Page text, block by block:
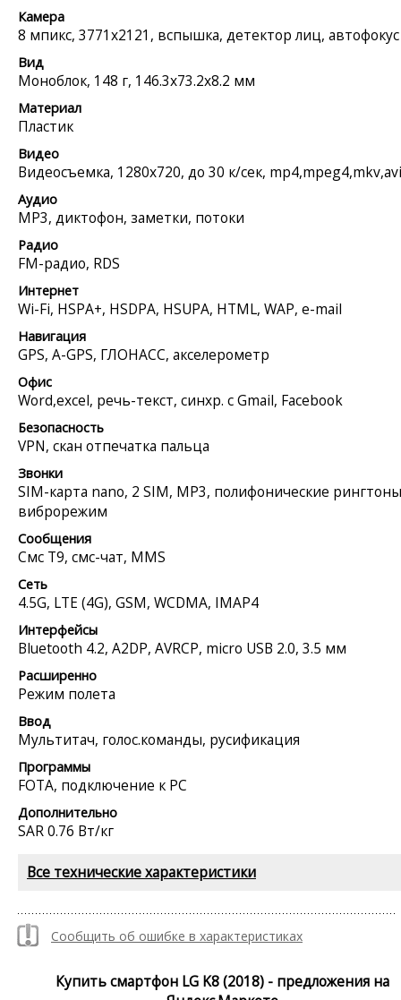
Камера
8 мпикс, 3771x2121, вспышка, детектор лиц, автофокус
Вид
Моноблок, 148 г, 146.3x73.2x8.2 мм
Материал
Пластик
Видео
Видеосъемка, 1280x720, до 30 к/сек, mp4,mpeg4,mkv,avi
Аудио
MP3, диктофон, заметки, потоки
Радио
FM-радио, RDS
Интернет
Wi-Fi, HSPA+, HSDPA, HSUPA, HTML, WAP, e-mail
Навигация
GPS, A-GPS, ГЛОНАСС, акселерометр
Офис
Word,excel, речь-текст, синхр. с Gmail, Facebook
Безопасность
VPN, скан отпечатка пальца
Звонки
SIM-карта nano, 2 SIM, MP3, полифонические
виброрежим
Сообщения
Смс Т9, смс-чат, MMS
Сеть
4.5G, LTE (4G), GSM, WCDMA, IMAP4
Интерфейсы
Bluetooth 4.2, A2DP, AVRCP, micro USB 2.0, 3.5 мм
Расширенно
Режим полета
Ввод
Мультитач, голос.команды, русификация
Программы
FOTA, подключение к PC
Дополнительно
SAR 0.76 Вт/кг
Все технические характеристики
Сообщить об ошибке в характеристиках
Купить смартфон LG K8 (2018) - предложения на